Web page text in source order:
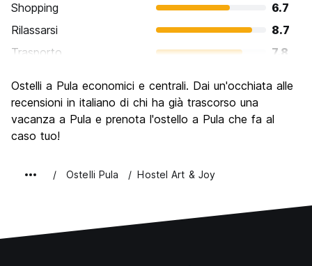
Shopping
6.7
Rilassarsi
8.7
Trasporto
7.8
Luoghi di interesse culturale
Festa / Vita notturna
6.9
Qualita' Prezzo
Ostelli a Pula economici e centrali. Dai un'occhiata alle
recensioni in italiano di chi ha già trascorso una
vacanza a Pula e prenota l'ostello a Pula che fa al
caso tuo!
Ostelli Pula Hostel Art & Joy